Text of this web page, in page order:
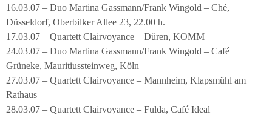
16.03.07 – Duo Martina Gassmann/Frank Wingold – Ché,
Düsseldorf, Oberbilker Allee 23, 22.00 h.
17.03.07 – Quartett Clairvoyance – Düren, KOMM
24.03.07 – Duo Martina Gassmann/Frank Wingold – Café
Grüneke, Mauritiussteinweg, Köln
27.03.07 – Quartett Clairvoyance – Mannheim, Klapsmühl am
Rathaus
28.03.07 – Quartett Clairvoyance – Fulda, Café Ideal